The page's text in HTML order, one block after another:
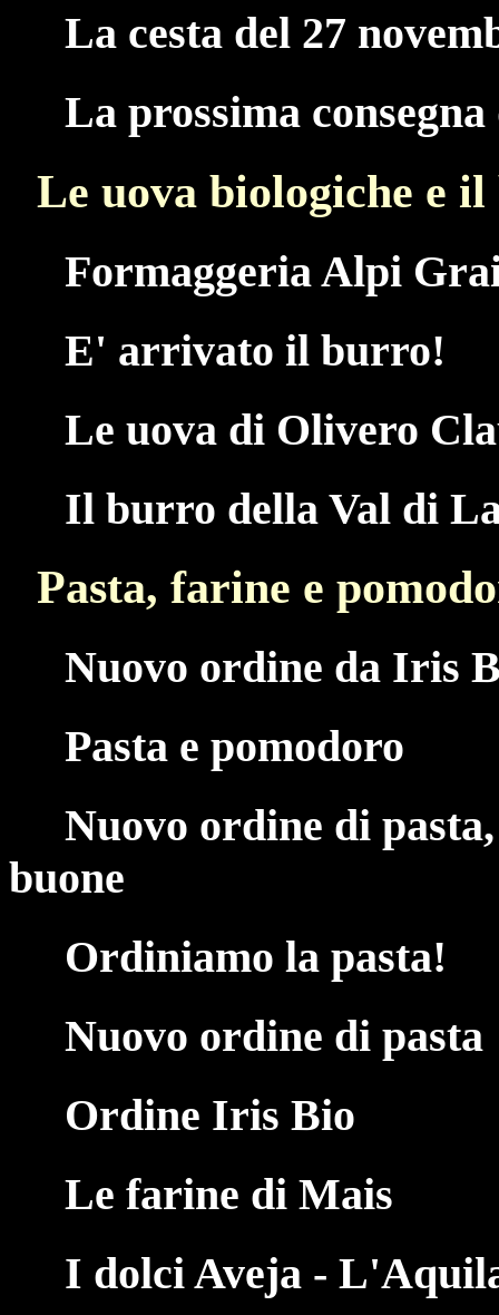
La cesta del 27
La prossima
Le uova biologiche e
Formaggeria Alpi
E' arrivato il burro!
Le uova di Olivero
Il burro della Val di
Pasta, farine e
Nuovo ordine da Iris
Pasta e pomodoro
Nuovo ordine di
buone
Ordiniamo la pasta!
Nuovo ordine di pasta
Ordine Iris Bio
Le farine di Mais
I dolci Aveja -